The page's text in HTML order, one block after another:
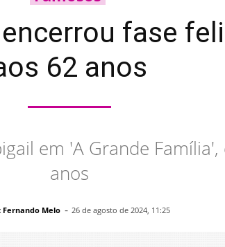
encerrou fase
62 anos
em 'A Grande
anos
Fernando Melo - 26 de agosto de 2024, 11:25